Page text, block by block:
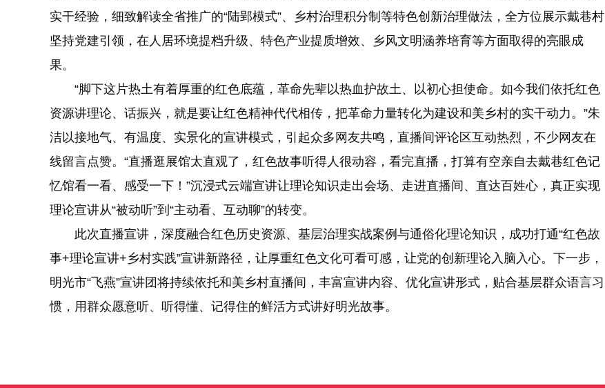
实干经验，细致解读全省推广的“陆郢模式”、乡村治理积分制等特色创新治理做法，全方位展示戴巷村
坚持党建引领，在人居环境提档升级、特色产业提质增效、乡风文明涵养培育等方面取得的亮眼成
果。
“脚下这片热土有着厚重的红色底蕴，革命先辈以热血护故土、以初心担使命。如今我们依托红色
资源讲理论、话振兴，就是要让红色精神代代相传，把革命力量转化为建设和美乡村的实干动力。”朱
洁以接地气、有温度、实景化的宣讲模式，引起众多网友共鸣，直播间评论区互动热烈，不少网友在
线留言点赞。“直播逛展馆太直观了，红色故事听得人很动容，看完直播，打算有空亲自去戴巷红色记
忆馆看一看、感受一下！”沉浸式云端宣讲让理论知识走出会场、走进直播间、直达百姓心，真正实现
理论宣讲从“被动听”到“主动看、互动聊”的转变。
此次直播宣讲，深度融合红色历史资源、基层治理实战案例与通俗化理论知识，成功打通“红色故
事+理论宣讲+乡村实践”宣讲新路径，让厚重红色文化可看可感，让党的创新理论入脑入心。下一步，
明光市“飞燕”宣讲团将持续依托和美乡村直播间，丰富宣讲内容、优化宣讲形式，贴合基层群众语言习
惯，用群众愿意听、听得懂、记得住的鲜活方式讲好明光故事。